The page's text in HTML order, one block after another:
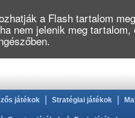
játékok Stratégiai játékok
a Flash tartalom
nem jelenik meg